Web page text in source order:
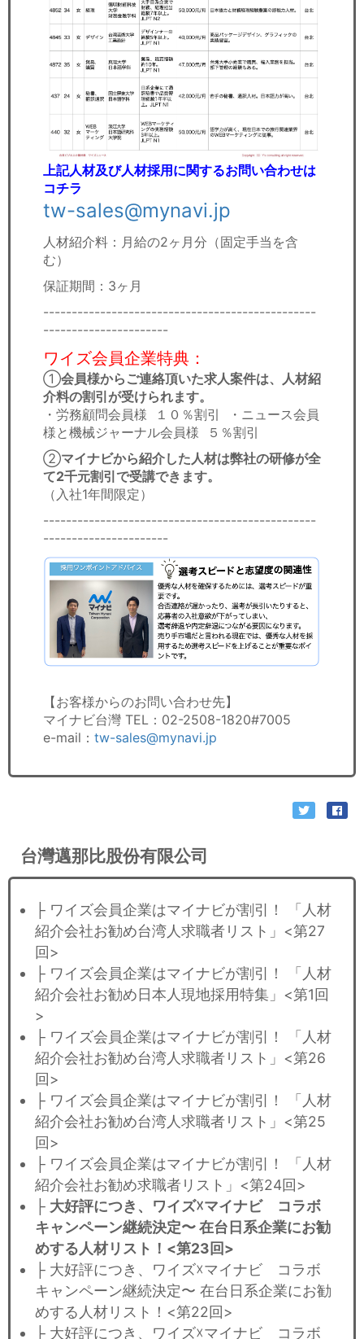
上記人材及び人材採用に関するお問い合わせは
コチラ
tw-sales@mynavi.jp
人材紹介料：月給の2ヶ月分（固定手当を含
む）
保証期間：3ヶ月
------------------------------------------------
----------------------
ワイズ会員企業特典：
①会員様からご連絡頂いた求人案件は、人材紹
介料の割引が受けられます。
・労務顧問会員様 １０％割引 ・ニュース会員
様と機械ジャーナル会員様 ５％割引
②マイナビから紹介した人材は弊社の研修が全
て2千元割引で受講できます。
（入社1年間限定）​
------------------------------------------------
----------------------
【お客様からのお問い合わせ先】
マイナビ台灣 TEL：02-2508-1820#7005
e-mail： tw-sales@mynavi.jp
台灣邁那比股份有限公司
├ ワイズ会員企業はマイナビが割引！ 「人材
紹介会社お勧め台湾人求職者リスト」<第27
回>
├ ワイズ会員企業はマイナビが割引！ 「人材
紹介会社お勧め日本人現地採用特集」<第1回
>
├ ワイズ会員企業はマイナビが割引！ 「人材
紹介会社お勧め台湾人求職者リスト」<第26
回>
├ ワイズ会員企業はマイナビが割引！ 「人材
紹介会社お勧め台湾人求職者リスト」<第25
回>
├ ワイズ会員企業はマイナビが割引！ 「人材
紹介会社お勧め求職者リスト」<第24回>
├ 大好評につき、ワイズ☓マイナビ コラボ
キャンペーン継続決定〜 在台日系企業にお勧
めする人材リスト！<第23回>
├ 大好評につき、ワイズ☓マイナビ コラボ
キャンペーン継続決定〜 在台日系企業にお勧
めする人材リスト！<第22回>
├ 大好評につき、ワイズ☓マイナビ コラボ